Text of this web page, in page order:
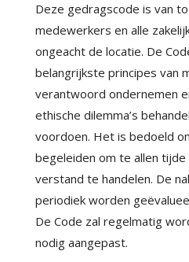
Deze gedragscode is van
medewerkers en alle
ongeacht de locatie. De
belangrijkste principes van
verantwoord ondernemen
ethische dilemma’s
voordoen. Het is bedoeld
begeleiden om te allen
verstand te handelen. De
periodiek worden
De Code zal regelmatig
nodig aangepast.